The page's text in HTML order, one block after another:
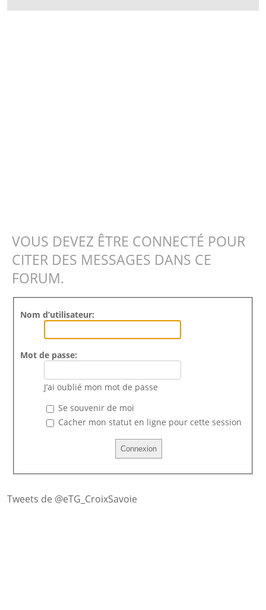
VOUS DEVEZ ÊTRE CONNECTÉ POUR
CITER DES MESSAGES DANS CE
FORUM.
Nom d’utilisateur:
Mot de passe:
J’ai oublié mon mot de passe
Se souvenir de moi
Cacher mon statut en ligne pour cette session
Tweets de @eTG_CroixSavoie